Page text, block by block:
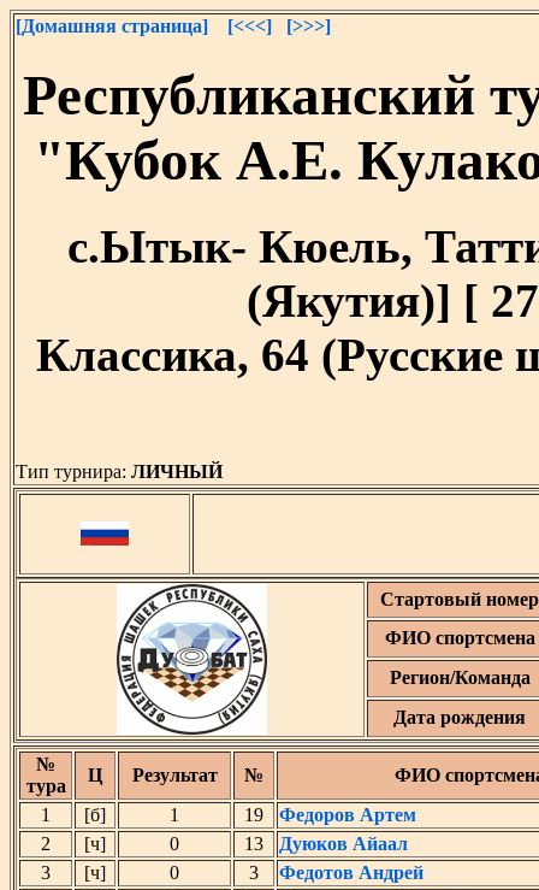
[Домашняя страница] [<<<] [>>>]
Республиканский
"Кубок А.Е.
с.Ытык- Кюель,
(Якутия)] [
Классика, 64
Тип турнира: ЛИЧНЫЙ
Стартовый номер
ФИО спортсмена
Регион/Команда
Дата рождения
№
тура
Ц Результат №
ФИО
1
[б] 1 19
Федоров Артем
2
[ч] 0 13
Дуюков Айаал
3
[ч] 0 3
Федотов Андрей